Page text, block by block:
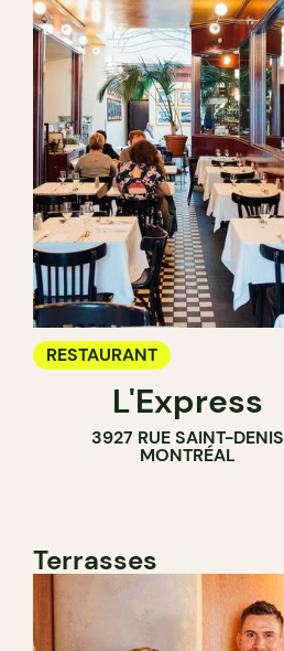
RESTAURANT
L'Express
3927 RUE SAINT-DENIS
MONTRÉAL
Terrasses